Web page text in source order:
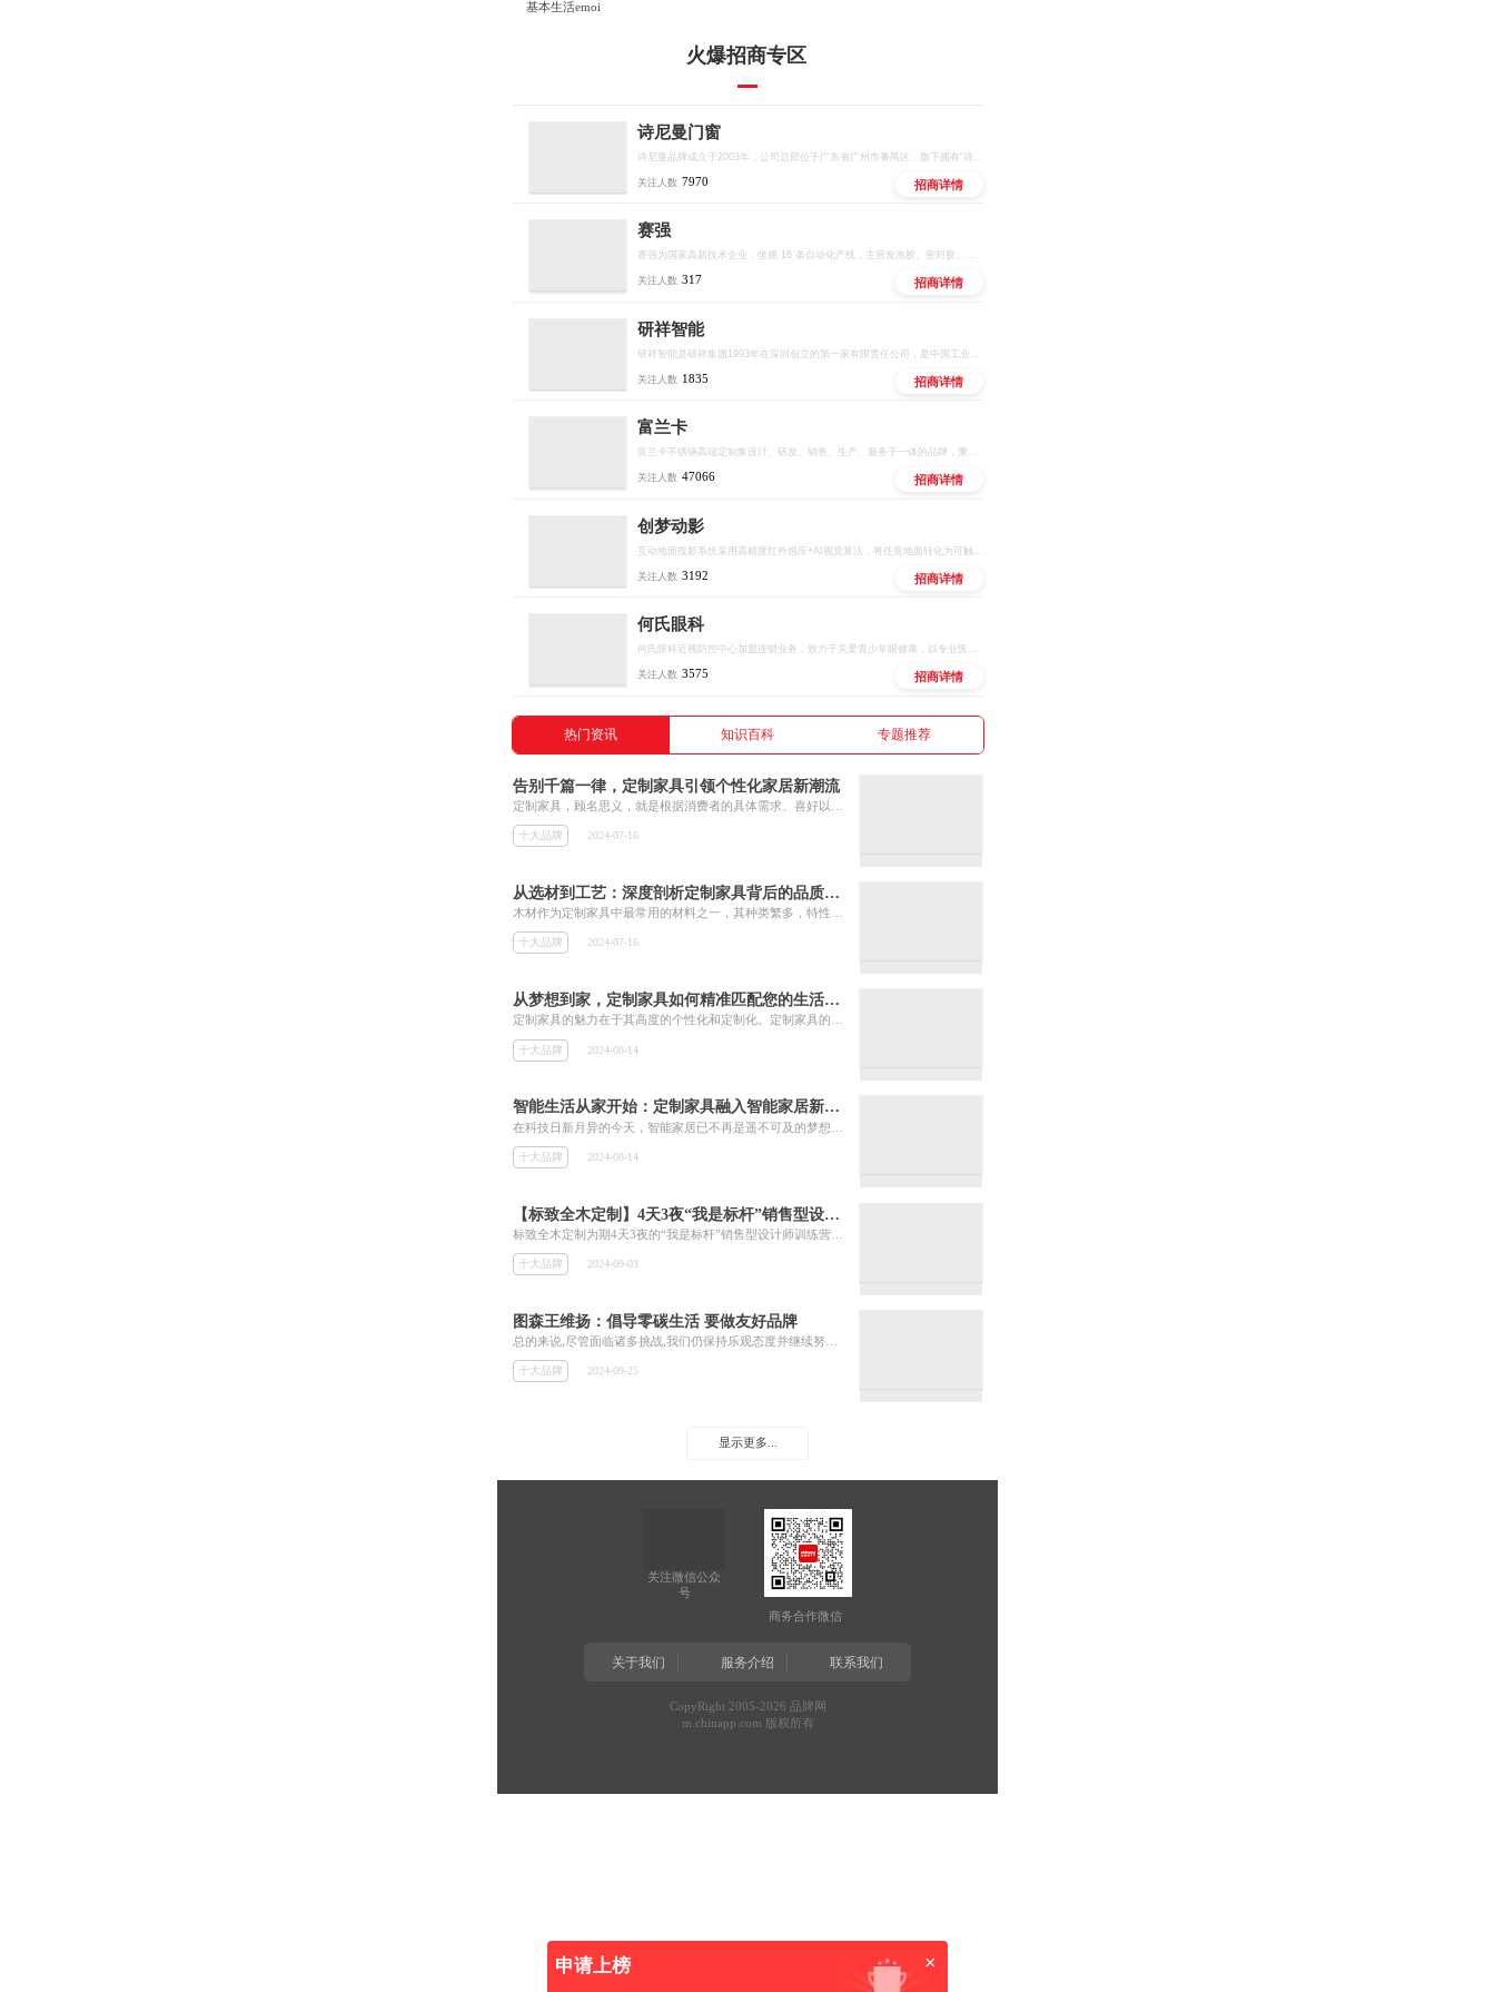
基本生活emoi
火爆招商专区
诗尼曼门窗
关注人数 7970 招商详情
赛强
赛强为国家高新技术企业，坐拥 16 条自动化产线，主营发泡胶、密封胶、结构胶等全品类胶粘产品，推出十大联营扶持政策，厂家直供、区域保护、线上线下双向赋能，低门槛开启建材创业。
关注人数 317 招商详情
研祥智能
关注人数 1835 招商详情
富兰卡
富兰卡不锈钢高端定制集设计、研发、销售、生产、服务于一体的品牌，秉承“时尚、健康、环保”的品牌理念，致力于为消费者提供美观、实用、健康、环保的高品质定制，立志成为中国不锈钢全屋定制行业领军品牌。创立至今，富兰卡始终坚持以“创新的设计、环保的材料、严谨的工艺、6H如家服务”为宗旨，为消费者打造健康、无忧的定制生活。
关注人数 47066 招商详情
创梦动影
关注人数 3192 招商详情
何氏眼科
何氏眼科近视防控中心加盟连锁业务，致力于关爱青少年眼健康，以专业医疗机构和专家为背书，数智化产业研发平台为依托，专业眼健康人才培训为触点，门店全场景管理赋能为抓手，通过国际远程医疗中心全面覆盖，构建行业全新模式，为青少年提供专业，科学的近视、弱视等眼健康问题解决方案，用科技保护青少年视力。
关注人数 3575 招商详情
热门资讯 知识百科 专题推荐
告别千篇一律，定制家具引领个性化家居新潮流
十大品牌 2024-07-16
从选材到工艺：深度剖析定制家具背后的品质密码
十大品牌 2024-07-16
从梦想到家，定制家具如何精准匹配您的生活美学？
定制家具的魅力在于其高度的个性化和定制化。定制家具的另一大优势在于其精细的工艺和完美的细节处理。从设计到生产，每一个环节都经过精心打磨和严格把控。无论是线条的流畅度、结构的稳固性，还是表面的光滑度、色彩的均匀性，都力求达到最佳效果。定制家具还可以根据家居空间的实际情况进行灵活布局和优化利用。无论是小户型的紧凑空间还是大户型的宽敞区域，定制家具都能通过巧妙的设计和布局，实现空间的最大化利用。
十大品牌 2024-08-14
智能生活从家开始：定制家具融入智能家居新体验
十大品牌 2024-08-14
【标致全木定制】4天3夜“我是标杆”销售型设计师训练营圆满落幕
标致全木定制为期4天3夜的“我是标杆”销售型设计师训练营于12月26日开营,12月29日圆满落幕,吸引了来自全国各地的设计师参与。他详细介绍了标致全木定制甄选全球材料的特点和优势,为设计师们在材料选择方面提供了专业指导。此次标致全木定制“我是标杆”销售型设计师训练营的成功举办,无疑为家装设计师行业注入了新的活力。
十大品牌 2024-09-03
图森王维扬：倡导零碳生活 要做友好品牌
十大品牌 2024-09-25
显示更多...
关注微信公众
号
商务合作微信
关于我们 服务介绍 联系我们
CopyRight 2005-2026 品牌网
m.chinapp.com 版权所有
×
申请上榜